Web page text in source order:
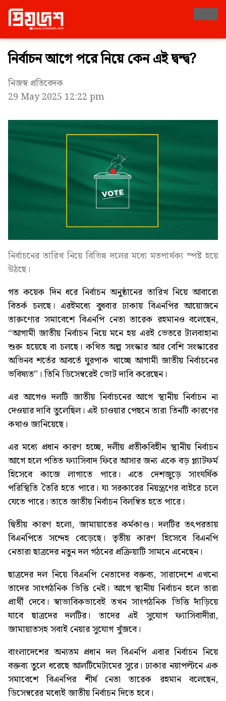
নির্বাচন আগে পরে নিয়ে কেন এই দ্বন্দ্ব?
নিজস্ব প্রতিবেদক
29 May 2025 12:22 pm
নির্বাচনের তারিখ নিয়ে বিভিন্ন দলের মধ্যে মতপার্থক্য স্পষ্ট হয়ে
উঠছে।
গত কয়েক দিন ধরে নির্বাচন অনুষ্ঠানের তারিখ নিয়ে আবারো
বিতর্ক চলছে। এরইমধ্যে বুধবার ঢাকায় বিএনপির আয়োজনে
তারুণ্যের সমাবেশে বিএনপি নেতা তারেক রহমানও বলেছেন,
“আগামী জাতীয় নির্বাচন নিয়ে মনে হয় এরই ভেতরে টালবাহানা
শুরু হয়েছে বা চলছে। কথিত অল্প সংস্কার আর বেশি সংস্কারের
অভিনব শর্তের আবর্তে ঘুরপাক খাচ্ছে আগামী জাতীয় নির্বাচনের
ভবিষ্যত”। তিনি ডিসেম্বরেই ভোট দাবি করেছেন।
এর আগেও দলটি জাতীয় নির্বাচনের আগে স্থানীয় নির্বাচন না
দেওয়ার দাবি তুলেছিল। এই চাওয়ার পেছনে তারা তিনটি কারণের
কথাও জানিয়েছে।
এর মধ্যে প্রধান কারণ হচ্ছে, দলীয় প্রতীকবিহীন স্থানীয় নির্বাচন
আগে হলে পতিত ফ্যাসিবাদ ফিরে আসার জন্য একে বড় প্ল্যাটফর্ম
হিসেবে কাজে লাগাতে পারে। এতে দেশজুড়ে সাংঘর্ষিক
পরিস্থিতি তৈরি হতে পারে। যা সরকারের নিয়ন্ত্রণের বাইরে চলে
যেতে পারে। তাতে জাতীয় নির্বাচন বিলম্বিত হতে পারে।
দ্বিতীয় কারণ হলো, জামায়াতের কর্মকাণ্ড। দলটির তৎপরতায়
বিএনপিতে সন্দেহ বেড়েছে। তৃতীয় কারণ হিসেবে বিএনপি
নেতারা ছাত্রদের নতুন দল গঠনের প্রক্রিয়াটি সামনে এনেছেন।
ছাত্রদের দল নিয়ে বিএনপি নেতাদের বক্তব্য, সারাদেশে এখনো
তাদের সাংগঠনিক ভিত্তি নেই। আগে স্থানীয় নির্বাচন হলে তারা
প্রার্থী দেবে। স্বাভাবিকভাবেই তখন সাংগঠনিক ভিত্তি দাঁড়িয়ে
যাবে ছাত্রদের দলটির। তাদের এই সুযোগ ফ্যাসিবাদীরা,
জামায়াতসহ সবাই নেয়ার সুযোগ খুঁজবে।
বাংলাদেশের অন্যতম প্রধান দল বিএনপি এবার নির্বাচন নিয়ে
বক্তব্য তুলে ধরেছে আলটিমেটামের সুরে। ঢাকার নয়াপল্টনে এক
সমাবেশে বিএনপির শীর্ষ নেতা তারেক রহমান বলেছেন,
ডিসেম্বরের মধ্যেই জাতীয় নির্বাচন দিতে হবে।